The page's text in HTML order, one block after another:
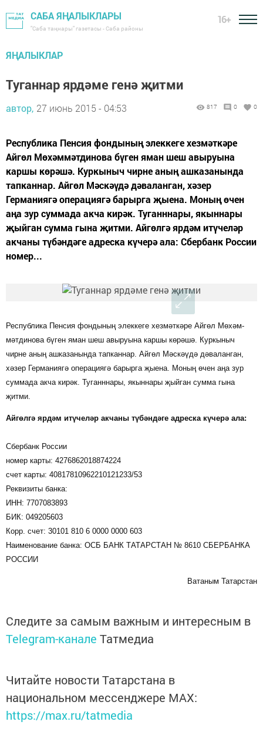
САБА ЯҢАЛЫКЛАРЫ
"Саба таңнары" газетасы - Саба районы
16+
ЯҢАЛЫКЛАР
Туганнар ярдәме генә җитми
автор, 27 июнь 2015 - 04:53 817 0 0
Республика Пенсия фондының элеккеге хезмәткәре
Айгөл Мөхәм­мәтдинова бүген яман шеш авыруына
каршы көрәшә. Куркыныч чирне аның ашказанында
тапканнар. Айгөл Мәскәүдә дәваланган, хәзер
Германиягә операциягә барырга җыена. Моның өчен
аңа зур суммада акча кирәк. Туганннары, якыннары
җыйган сумма гына җитми. Айгөлгә ярдәм итүчеләр
акчаны түбәндәге адреска күчерә ала: Сбербанк России
номер...
Республика Пенсия фондының элеккеге хезмәткәре Айгөл Мөхәм­
мәтдинова бүген яман шеш авыруына каршы көрәшә. Куркыныч
чирне аның ашказанында тапканнар. Айгөл Мәскәүдә дәваланган,
хәзер Германиягә операциягә барырга җыена. Моның өчен аңа зур
суммада акча кирәк. Туганннары, якыннары җыйган сумма гына
җитми.
Айгөлгә ярдәм итүчеләр акчаны түбәндәге адреска күчерә ала:
Сбербанк России
номер карты: 4276862018874224
счет карты: 40817810962210121233/53
Реквизиты банка:
ИНН: 7707083893
БИК: 049205603
Корр. счет: 30101 810 6 0000 0000 603
Наименование банка: ОСБ БАНК ТАТАРСТАН № 8610 СБЕРБАНКА
РОССИИ
Ватаным Татарстан
Следите за самым важным и интересным в
Telegram-канале Татмедиа
Читайте новости Татарстана в
национальном мессенджере MАХ:
https://max.ru/tatmedia